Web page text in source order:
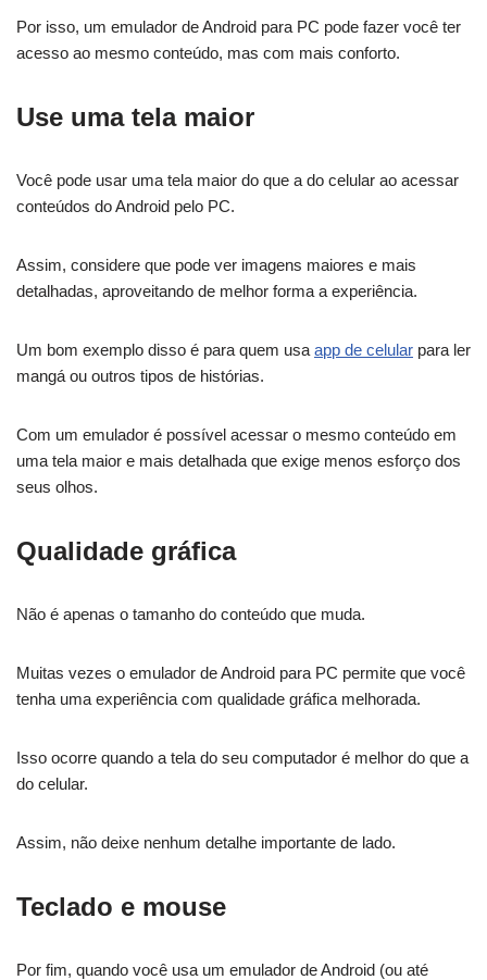
Por isso, um emulador de Android para PC pode fazer você ter
acesso ao mesmo conteúdo, mas com mais conforto.
Use uma tela maior
Você pode usar uma tela maior do que a do celular ao acessar
conteúdos do Android pelo PC.
Assim, considere que pode ver imagens maiores e mais
detalhadas, aproveitando de melhor forma a experiência.
Um bom exemplo disso é para quem usa app de celular para ler
mangá ou outros tipos de histórias.
Com um emulador é possível acessar o mesmo conteúdo em
uma tela maior e mais detalhada que exige menos esforço dos
seus olhos.
Qualidade gráfica
Não é apenas o tamanho do conteúdo que muda.
Muitas vezes o emulador de Android para PC permite que você
tenha uma experiência com qualidade gráfica melhorada.
Isso ocorre quando a tela do seu computador é melhor do que a
do celular.
Assim, não deixe nenhum detalhe importante de lado.
Teclado e mouse
Por fim, quando você usa um emulador de Android (ou até